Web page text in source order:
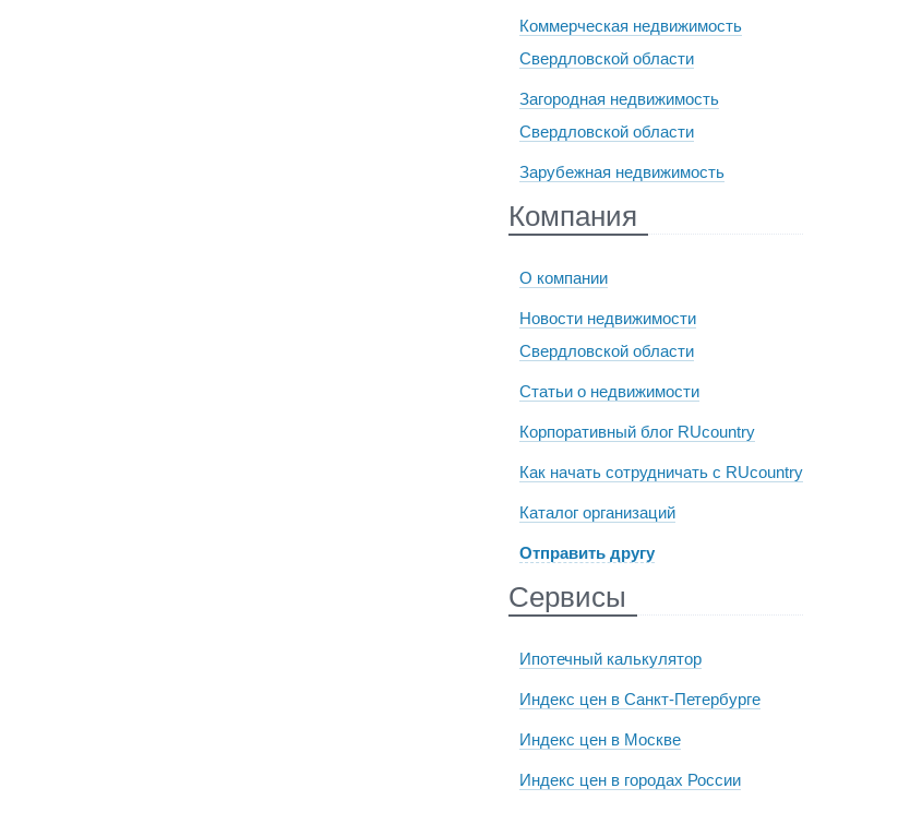
Коммерческая недвижимость
Свердловской области
Загородная недвижимость
Свердловской области
Зарубежная недвижимость
Компания
О компании
Новости недвижимости
Свердловской области
Статьи о недвижимости
Корпоративный блог RUcountry
Как начать сотрудничать с RUcountry
Каталог организаций
Отправить другу
Сервисы
Ипотечный калькулятор
Индекс цен в Санкт-Петербурге
Индекс цен в Москве
Индекс цен в городах России